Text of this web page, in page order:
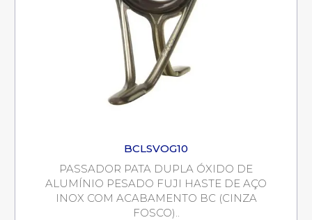
BCLSVOG10
PASSADOR PATA DUPLA ÓXIDO DE
ALUMÍNIO PESADO FUJI HASTE DE AÇO
INOX COM ACABAMENTO BC (CINZA
FOSCO)..